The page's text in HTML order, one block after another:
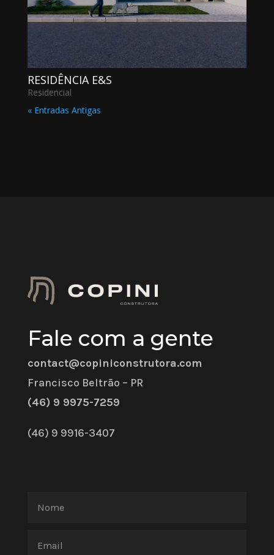
RESIDÊNCIA E&S
Residencial
« Entradas Antigas
Fale com a gente
contact@copiniconstrutora.com
Francisco Beltrão – PR
(46) 9 9975-7259
(46) 9 9916-3407